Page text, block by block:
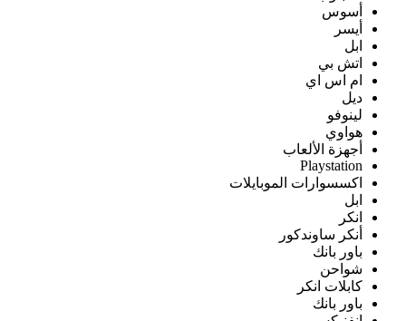
أسوس
أيسر
ابل
اتش بي
ام اس اي
ديل
لينوفو
هواوي
أجهزة الألعاب
Playstation
اكسسوارات الموبايلات
ابل
انكر
أنكر ساوندكور
باور بانك
شواحن
كابلات انكر
باور بانك